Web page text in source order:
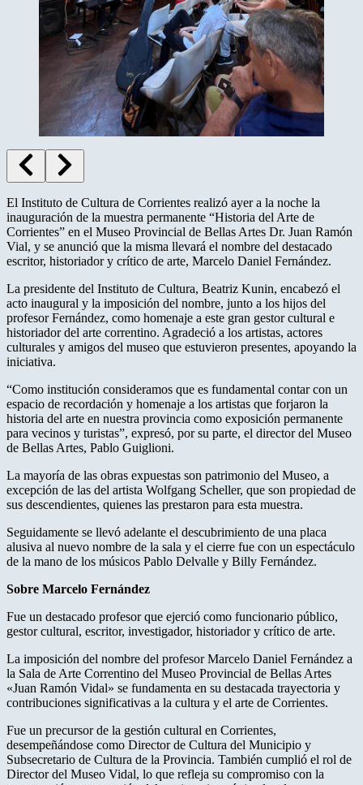
El Instituto de Cultura de Corrientes realizó ayer a la noche la
inauguración de la muestra permanente “Historia del Arte de
Corrientes” en el Museo Provincial de Bellas Artes Dr. Juan Ramón
Vial, y se anunció que la misma llevará el nombre del destacado
escritor, historiador y crítico de arte, Marcelo Daniel Fernández.
La presidente del Instituto de Cultura, Beatriz Kunin, encabezó el
acto inaugural y la imposición del nombre, junto a los hijos del
profesor Fernández, como homenaje a este gran gestor cultural e
historiador del arte correntino. Agradeció a los artistas, actores
culturales y amigos del museo que estuvieron presentes, apoyando la
iniciativa.
“Como institución consideramos que es fundamental contar con un
espacio de recordación y homenaje a los artistas que forjaron la
historia del arte en nuestra provincia como exposición permanente
para vecinos y turistas”, expresó, por su parte, el director del Museo
de Bellas Artes, Pablo Guiglioni.
La mayoría de las obras expuestas son patrimonio del Museo, a
excepción de las del artista Wolfgang Scheller, que son propiedad de
sus descendientes, quienes las prestaron para esta muestra.
Seguidamente se llevó adelante el descubrimiento de una placa
alusiva al nuevo nombre de la sala y el cierre fue con un espectáculo
de la mano de los músicos Pablo Delvalle y Billy Fernández.
Sobre Marcelo Fernández
Fue un destacado profesor que ejerció como funcionario público,
gestor cultural, escritor, investigador, historiador y crítico de arte.
La imposición del nombre del profesor Marcelo Daniel Fernández a
la Sala de Arte Correntino del Museo Provincial de Bellas Artes
«Juan Ramón Vidal» se fundamenta en su destacada trayectoria y
contribuciones significativas a la cultura y el arte de Corrientes.
Fue un precursor de la gestión cultural en Corrientes,
desempeñándose como Director de Cultura del Municipio y
Subsecretario de Cultura de la Provincia. También cumplió el rol de
Director del Museo Vidal, lo que refleja su compromiso con la